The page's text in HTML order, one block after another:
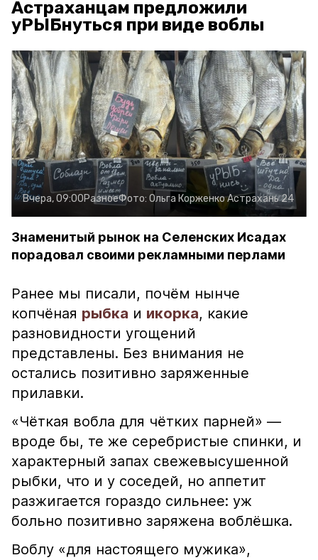
Астраханцам предложили
уРЫБнуться при виде воблы
Вчера, 09:00РазноеФото: Ольга КорженкоАстрахань 24
Знаменитый рынок на Селенских Исадах
порадовал своими рекламными перлами
Ранее мы писали, почём нынче
копчёная рыбка и икорка, какие
разновидности угощений
представлены. Без внимания не
остались позитивно заряженные
прилавки.
«Чёткая вобла для чётких парней» —
вроде бы, те же серебристые спинки, и
характерный запах свежевысушенной
рыбки, что и у соседей, но аппетит
разжигается гораздо сильнее: уж
больно позитивно заряжена воблёшка.
Воблу «для настоящего мужика»,